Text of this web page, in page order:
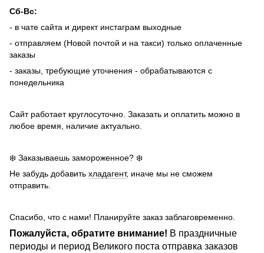
Сб-Вс:
- в чате сайта и директ инстаграм выходные
- отправляем (Новой почтой и на такси) только оплаченные
заказы
- заказы, требующие уточнения - обрабатываются с
понедельника
Сайт работает круглосуточно. Заказать и оплатить можно в
любое время, наличие актуально.
❄️ Заказываешь замороженное? ❄️
Не забудь добавить хладагент, иначе мы не сможем
отправить.
Спасибо, что с нами! Планируйте заказ заблаговременно.
Пожалуйста, обратите внимание! В праздничные
периоды и период Великого поста отправка заказов